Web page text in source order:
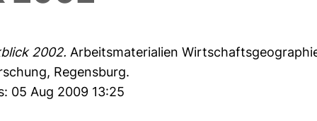
2002. Arbeitsmaterialien
Regensburg.
05 Aug 2009 13:25